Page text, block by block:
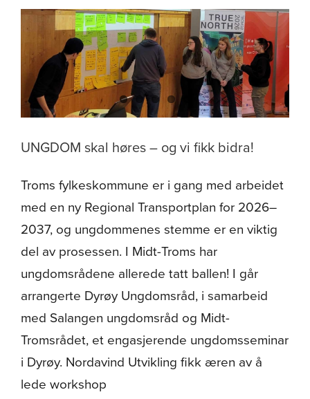
AS
søker
seniorrådgiver
med
drivkraft
for
bærekraftig
utvikling
UNGDOM skal høres – og vi fikk bidra!
Troms fylkeskommune er i gang med arbeidet
med en ny Regional Transportplan for 2026–
2037, og ungdommenes stemme er en viktig
del av prosessen. I Midt-Troms har
ungdomsrådene allerede tatt ballen! I går
arrangerte Dyrøy Ungdomsråd, i samarbeid
med Salangen ungdomsråd og Midt-
Tromsrådet, et engasjerende ungdomsseminar
i Dyrøy. Nordavind Utvikling fikk æren av å
lede workshop